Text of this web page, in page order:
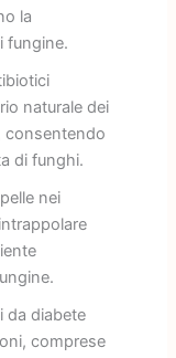
la
fungine.
naturale dei
consentendo
di funghi.
nei
diabete
comprese